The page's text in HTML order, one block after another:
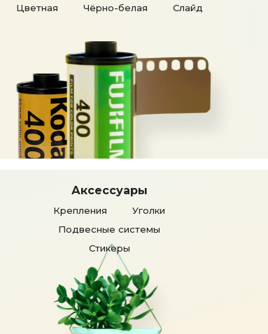
Цветная Чёрно-белая Слайд
Аксессуары
Крепления
Уголки
Подвесные системы
Стикеры